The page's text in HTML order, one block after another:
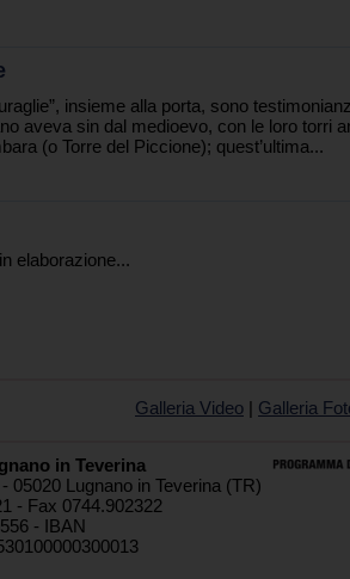
insieme alla porta, sono
aveva sin dal medioevo, con le loro torri
(o Torre del Piccione); quest’ultima...
elaborazione...
Galleria Video Galleria
in Teverina
05020 Lugnano in Teverina (TR)
- Fax 0744.902322
- IBAN